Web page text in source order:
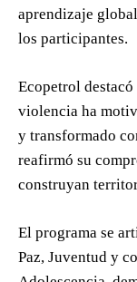
aprendizaje
los participantes.
Ecopetrol
violencia ha
y transformado
reafirmó su
construyan
El programa se
Paz, Juventud y